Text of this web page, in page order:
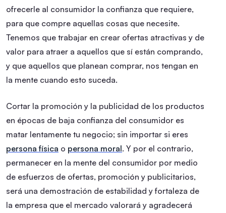
ofrecerle al consumidor la confianza que requiere,
para que compre aquellas cosas que necesite.
Tenemos que trabajar en crear ofertas atractivas y de
valor para atraer a aquellos que sí están comprando,
y que aquellos que planean comprar, nos tengan en
la mente cuando esto suceda.
Cortar la promoción y la publicidad de los productos
en épocas de baja confianza del consumidor es
matar lentamente tu negocio; sin importar si eres
persona física o persona moral. Y por el contrario,
permanecer en la mente del consumidor por medio
de esfuerzos de ofertas, promoción y publicitarios,
será una demostración de estabilidad y fortaleza de
la empresa que el mercado valorará y agradecerá